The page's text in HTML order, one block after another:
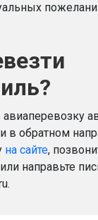
в обратном
на сайте,
или направьте